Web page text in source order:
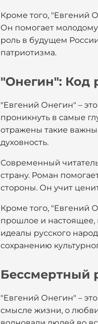
Кроме того, "Евгений
Он помогает
роль в будущем
патриотизма.
"Онегин": Код
"Евгений Онегин" –
проникнуть в самые
отражены такие
духовность.
Современный
страну. Роман
стороны. Он учит
Кроме того, "Евгений
прошлое и настоящее,
идеалы русского
сохранению
Бессмертный
"Евгений Онегин" –
смысле жизни, о любви